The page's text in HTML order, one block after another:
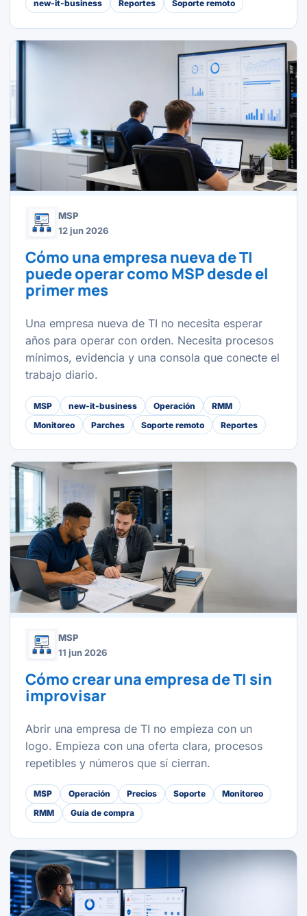
new-it-business Reportes Soporte remoto
MSP
12 jun 2026
Cómo una empresa nueva de TI
puede operar como MSP desde el
primer mes
Una empresa nueva de TI no necesita esperar
años para operar con orden. Necesita procesos
mínimos, evidencia y una consola que conecte el
trabajo diario.
MSP new-it-business Operación
RMM
Monitoreo
Parches Soporte remoto Reportes
MSP
11 jun 2026
Cómo crear una empresa de TI sin
improvisar
Abrir una empresa de TI no empieza con un
logo. Empieza con una oferta clara, procesos
repetibles y números que sí cierran.
MSP Operación Precios Soporte
Monitoreo
RMM
Guía de compra